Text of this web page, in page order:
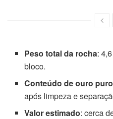
Peso total da rocha:
bloco.
Conteúdo de ouro puro
após limpeza e
Valor estimado: cerca